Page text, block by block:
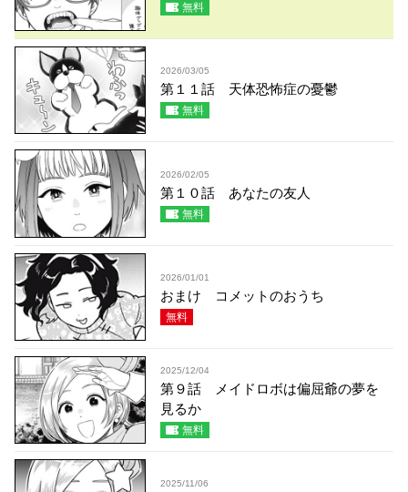
無料
2026/03/05
第１１話 天体恐怖症の憂鬱
無料
2026/02/05
第１０話 あなたの友人
無料
2026/01/01
おまけ コメットのおうち
無料
2025/12/04
第９話 メイドロボは偏屈爺の夢を
見るか
無料
2025/11/06